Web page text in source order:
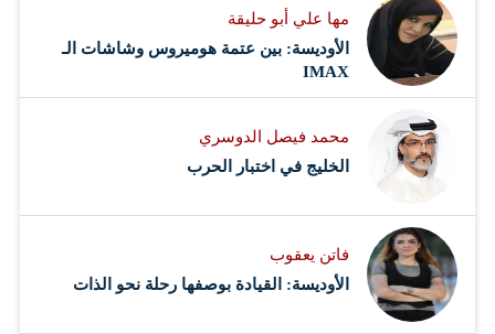
مها علي أبو حليقة
الأوديسة: بين عتمة هوميروس وشاشات الـ
IMAX
محمد فيصل الدوسري ​
‏الخليج في اختبار الحرب
فاتن يعقوب
الأوديسة: القيادة بوصفها رحلة نحو الذات